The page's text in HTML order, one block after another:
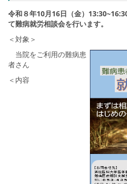
令和８年10月16日（金）
て難病就労相談会を行います。
＜対
当院をご利用の難病患
者さん
＜内容